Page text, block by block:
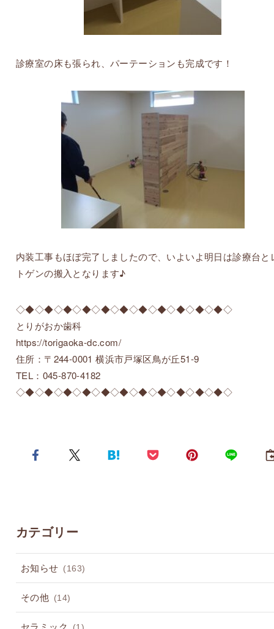
診療室の床も張られ、パーテーションも完成です！
内装工事もほぼ完了しましたので、いよいよ明日は診療台と
トゲンの搬入となります♪
◇◆◇◆◇◆◇◆◇◆◇◆◇◆◇◆◇◆◇◆◇◆◇
とりがおか歯科
https://torigaoka-dc.com/
住所：〒244-0001 横浜市戸塚区鳥が丘51-9
TEL：045-870-4182
◇◆◇◆◇◆◇◆◇◆◇◆◇◆◇◆◇◆◇◆◇◆◇
カテゴリー
お知らせ (163)
その他 (14)
セラミック